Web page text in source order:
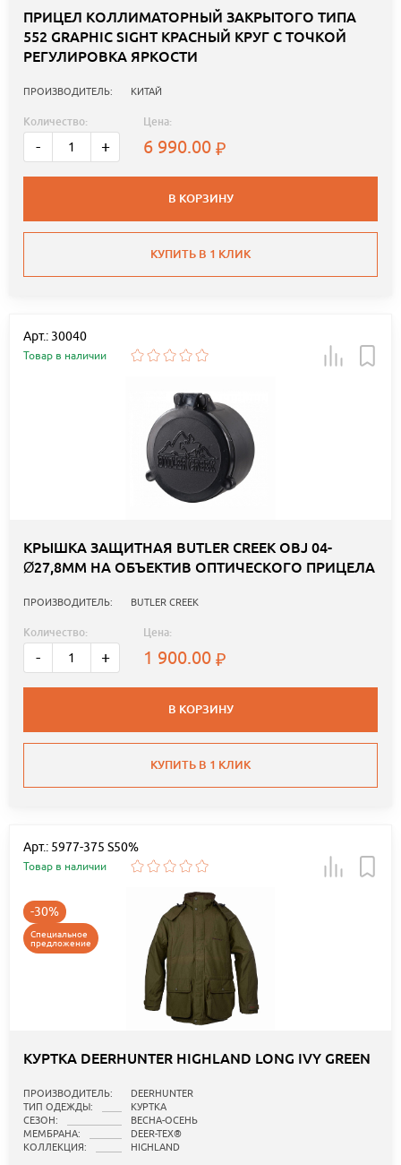
ПРИЦЕЛ КОЛЛИМАТОРНЫЙ ЗАКРЫТОГО ТИПА
552 GRAPHIC SIGHT КРАСНЫЙ КРУГ С ТОЧКОЙ
РЕГУЛИРОВКА ЯРКОСТИ
ПРОИЗВОДИТЕЛЬ: КИТАЙ
Количество:
- +
Цена:
6 990.00
В КОРЗИНУ
КУПИТЬ В 1 КЛИК
Арт.: 30040
Товар в наличии
КРЫШКА ЗАЩИТНАЯ BUTLER CREEK OBJ 04-
Ø27,8ММ НА ОБЪЕКТИВ ОПТИЧЕСКОГО ПРИЦЕЛА
ПРОИЗВОДИТЕЛЬ: BUTLER CREEK
Количество:
- +
Цена:
1 900.00
В КОРЗИНУ
КУПИТЬ В 1 КЛИК
Арт.: 5977-375 S50%
Товар в наличии
-30%
Специальное
предложение
КУРТКА DEERHUNTER HIGHLAND LONG IVY GREEN
ПРОИЗВОДИТЕЛЬ:
DEERHUNTER
ТИП ОДЕЖДЫ:
КУРТКА
СЕЗОН:
ВЕСНА-ОСЕНЬ
МЕМБРАНА:
DEER-TEX®
КОЛЛЕКЦИЯ:
HIGHLAND